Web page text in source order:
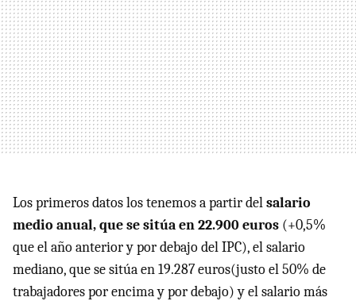
Los primeros datos los tenemos a partir delsalario
medio anual, que se sitúa en 22.900 euros (+0,5%
que el año anterior y por debajo del IPC), el salario
mediano, que se sitúa en 19.287 euros(justo el 50% de
trabajadores por encima y por debajo) y el salario más